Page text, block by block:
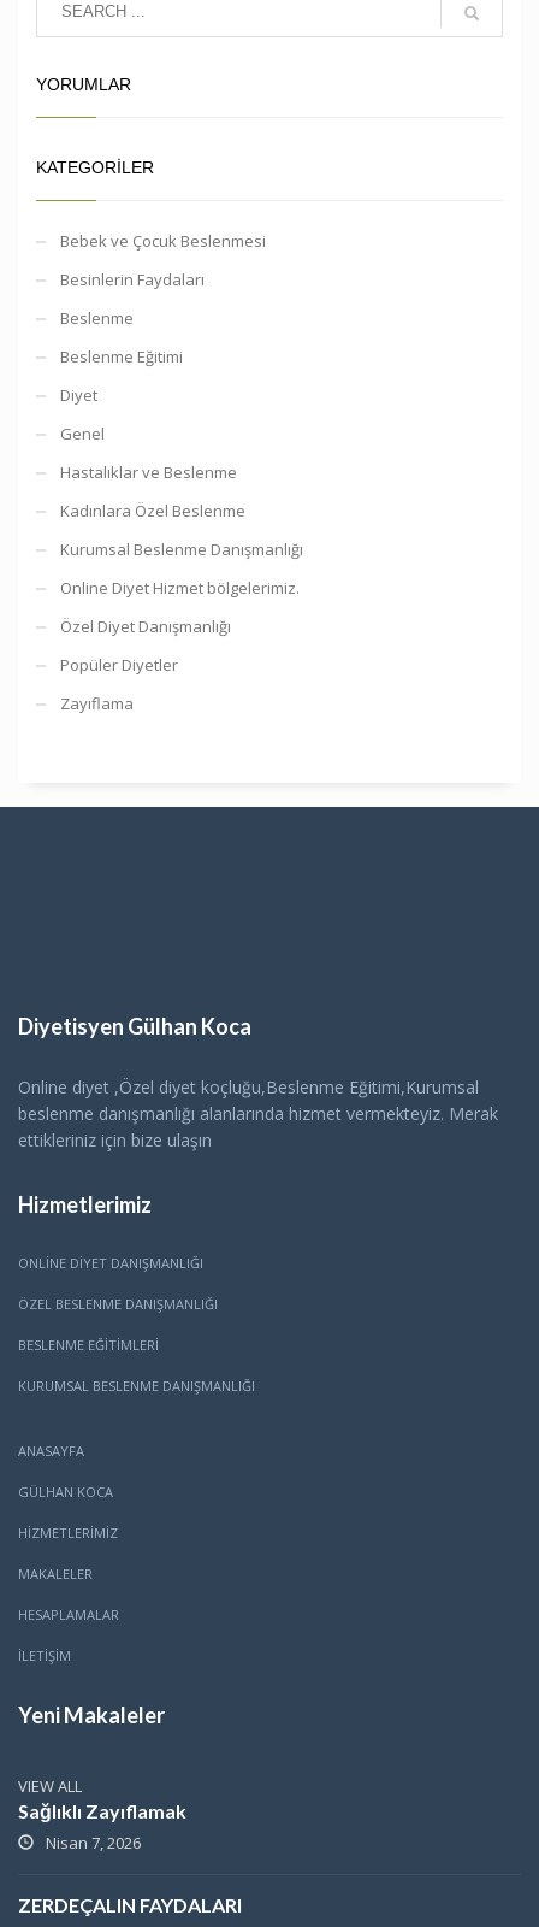
YORUMLAR
KATEGORILER
Bebek ve Çocuk Beslenmesi
Besinlerin Faydaları
Beslenme
Beslenme Eğitimi
Diyet
Genel
Hastalıklar ve Beslenme
Kadınlara Özel Beslenme
Kurumsal Beslenme Danışmanlığı
Online Diyet Hizmet bölgelerimiz.
Özel Diyet Danışmanlığı
Popüler Diyetler
Zayıflama
Diyetisyen Gülhan Koca
Online diyet ,Özel diyet koçluğu,Beslenme Eğitimi,Kurumsal
beslenme danışmanlığı alanlarında hizmet vermekteyiz. Merak
ettikleriniz için bize ulaşın
Hizmetlerimiz
ONLINE DIYET DANIŞMANLIĞI
ÖZEL BESLENME DANIŞMANLIĞI
BESLENME EĞITIMLERI
KURUMSAL BESLENME DANIŞMANLIĞI
ANASAYFA
GÜLHAN KOCA
HİZMETLERİMİZ
MAKALELER
HESAPLAMALAR
İLETİŞİM
Yeni Makaleler
VIEW ALL
Sağlıklı Zayıflamak
Nisan 7, 2026
ZERDEÇALIN FAYDALARI